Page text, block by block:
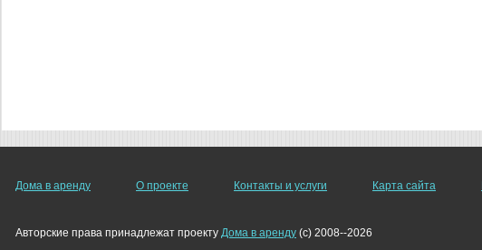
Дома в аренду О проекте Контакты и услуги Карта сайта
Авторские права принадлежат проекту Дома в аренду (c) 2008--2026